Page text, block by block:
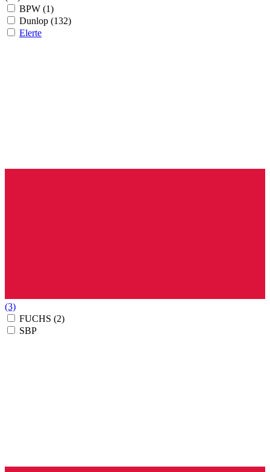
BPW (1)
Dunlop (132)
Elerte
(3)
FUCHS (2)
SBP